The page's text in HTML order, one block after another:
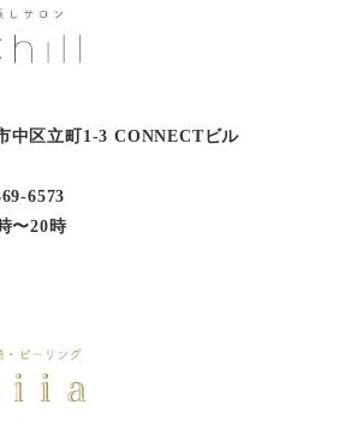
中区立町1-3 CONNECTビル
6573
〜20時